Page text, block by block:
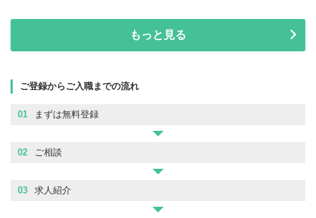
もっと見る
ご登録からご入職までの流れ
01 まずは無料登録
02 ご相談
03 求人紹介